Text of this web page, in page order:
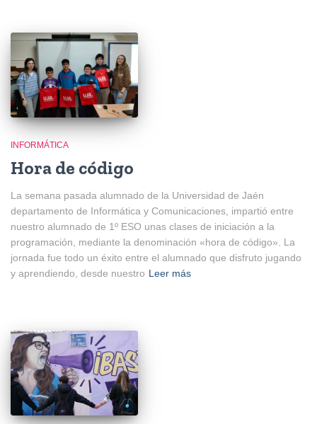
INFORMÁTICA
Hora de código
La semana pasada alumnado de la Universidad de Jaén
departamento de Informática y Comunicaciones, impartió entre
nuestro alumnado de 1º ESO unas clases de iniciación a la
programación, mediante la denominación «hora de código». La
jornada fue todo un éxito entre el alumnado que disfruto jugando
y aprendiendo, desde nuestro Leer más